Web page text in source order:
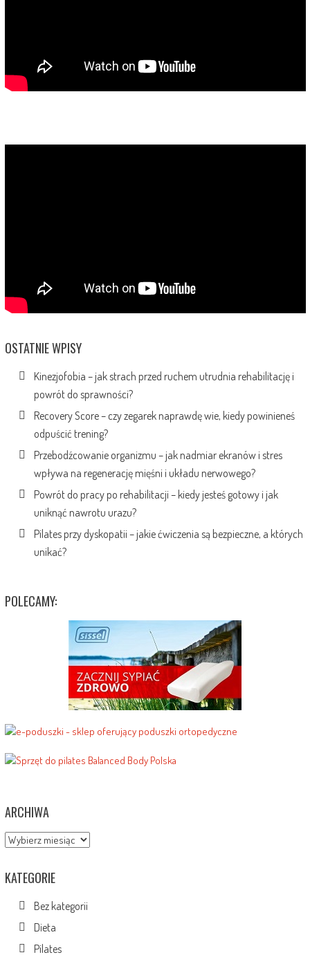
OSTATNIE WPISY
Kinezjofobia – jak strach przed ruchem utrudnia rehabilitację i
powrót do sprawności?
Recovery Score – czy zegarek naprawdę wie, kiedy powinieneś
odpuścić trening?
Przebodźcowanie organizmu – jak nadmiar ekranów i stres
wpływa na regenerację mięśni i układu nerwowego?
Powrót do pracy po rehabilitacji – kiedy jesteś gotowy i jak
uniknąć nawrotu urazu?
Pilates przy dyskopatii – jakie ćwiczenia są bezpieczne, a których
unikać?
POLECAMY:
ARCHIWA
Archiwa
KATEGORIE
Bez kategorii
Dieta
Pilates